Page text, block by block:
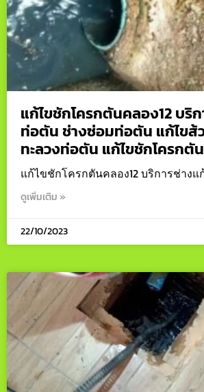
แก้ไขชักโครกตันคลอง12 บริ
ท่อตัน ช่างซ่อมท่อตัน แก้ไขส้
ทะลวงท่อตัน แก้ไขชักโครกตัน
แก้ไขชักโครกตันคลอง12 บริการช่างแ
ดูเพิ่มเติม »
22/10/2023